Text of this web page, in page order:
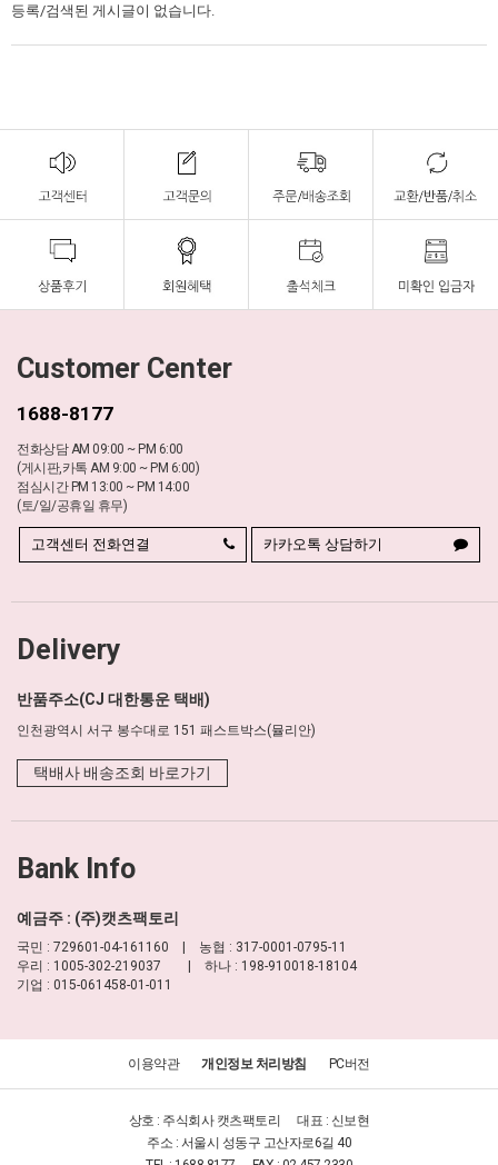
등록/검색된 게시글이 없습니다.
Customer Center
1688-8177
전화상담 AM 09:00 ~ PM 6:00
(게시판,카톡 AM 9:00 ~ PM 6:00)
점심시간 PM 13:00 ~ PM 14:00
(토/일/공휴일 휴무)
고객센터 전화연결 카카오톡 상담하기
Delivery
반품주소(CJ 대한통운 택배)
인천광역시 서구 봉수대로 151 패스트박스(뮬리안)
택배사 배송조회 바로가기
Bank Info
예금주 : (주)캣츠팩토리
국민 : 729601-04-161160 | 농협 : 317-0001-0795-11
우리 : 1005-302-219037 | 하나 : 198-910018-18104
기업 : 015-061458-01-011
이용약관 개인정보 처리방침 PC버전
상호 : 주식회사 캣츠팩토리
대표 : 신보현
주소 : 서울시 성동구 고산자로6길 40